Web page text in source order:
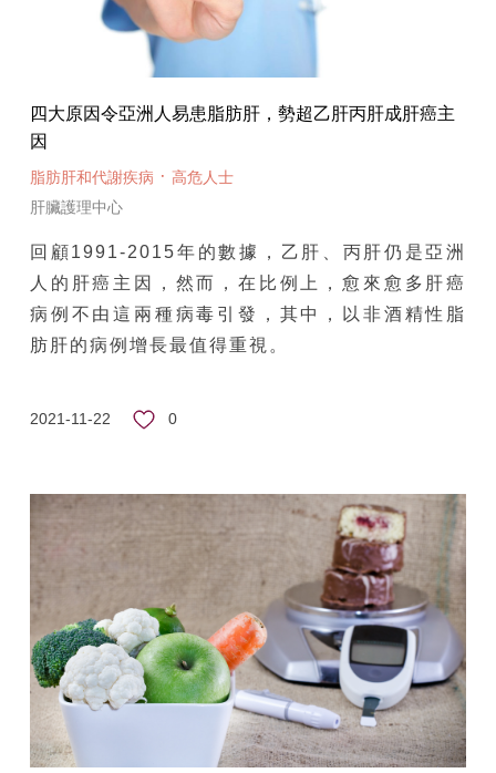
四大原因令亞洲人易患脂肪肝，勢超乙肝丙肝成肝癌主
因
脂肪肝和代謝疾病 · 高危人士
肝臟護理中心
回顧1991-2015年的數據，乙肝、丙肝仍是亞洲
人的肝癌主因，然而，在比例上，愈來愈多肝癌
病例不由這兩種病毒引發，其中，以非酒精性脂
肪肝的病例增長最值得重視。
2021-11-22 0